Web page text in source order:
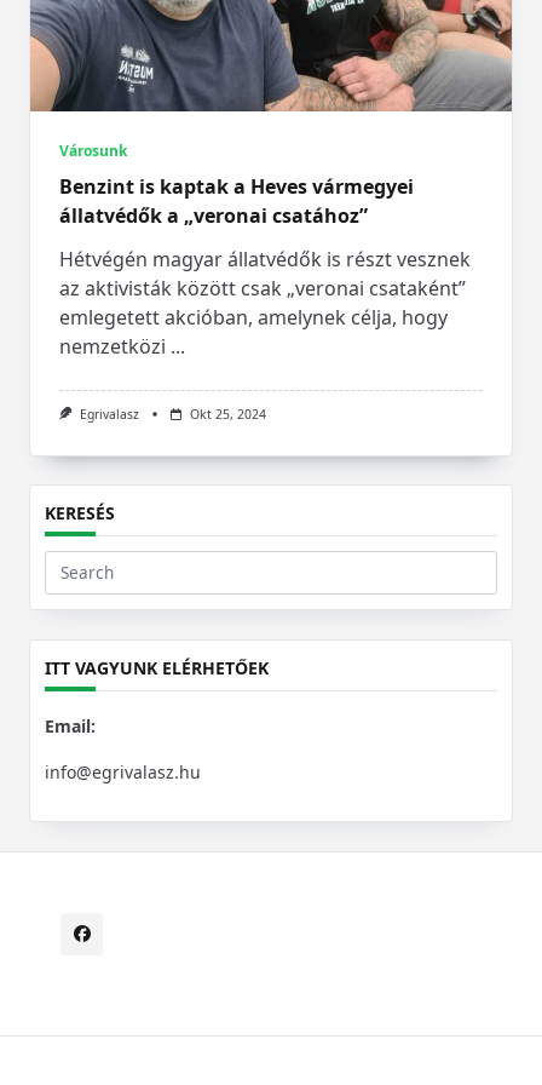
Városunk
Benzint is kaptak a Heves vármegyei
állatvédők a „veronai csatához”
Hétvégén magyar állatvédők is részt vesznek
az aktivisták között csak „veronai csataként”
emlegetett akcióban, amelynek célja, hogy
nemzetközi ...
Egrivalasz Okt 25, 2024
KERESÉS
Search
for:
ITT VAGYUNK ELÉRHETŐEK
Email:
info@egrivalasz.hu